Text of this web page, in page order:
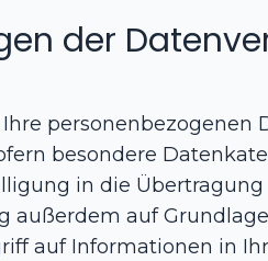
der
personenbezogenen
besondere
in die Übertragung
auf Grundlage
auf Informationen in